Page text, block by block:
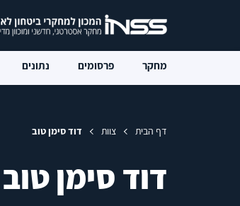
מחקר פרסומים נתונים
דף הבית צוות דוד סימן טוב
דוד סימן טוב